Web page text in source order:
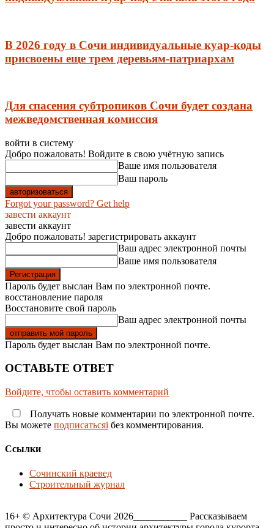
В 2026 году в Сочи индивидуальные куар-коды
присвоены еще трем деревьям-патриархам
Для спасения субтропиков Сочи будет создана
межведомственная комиссия
войти в систему
Добро пожаловать! Войдите в свою учётную запись
Ваше имя пользователя
Ваш пароль
Forgot your password? Get help
завести аккаунт
завести аккаунт
Добро пожаловать! зарегистрировать аккаунт
Ваш адрес электронной почты
Ваше имя пользователя
Пароль будет выслан Вам по электронной почте.
восстановление пароля
Восстановите свой пароль
Ваш адрес электронной почты
Пароль будет выслан Вам по электронной почте.
ОСТАВЬТЕ ОТВЕТ
Войдите, чтобы оставить комментарий
Получать новые комментарии по электронной почте.
Вы можете подписатьсяi без комментирования.
Ссылки
Сочинский краевед
Строительный журнал
16+ © Архитектура Сочи 2026___________ Рассказываем